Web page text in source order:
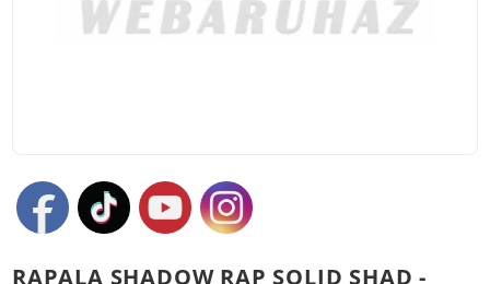
RAPALA SHADOW RAP SOLID SHAD -